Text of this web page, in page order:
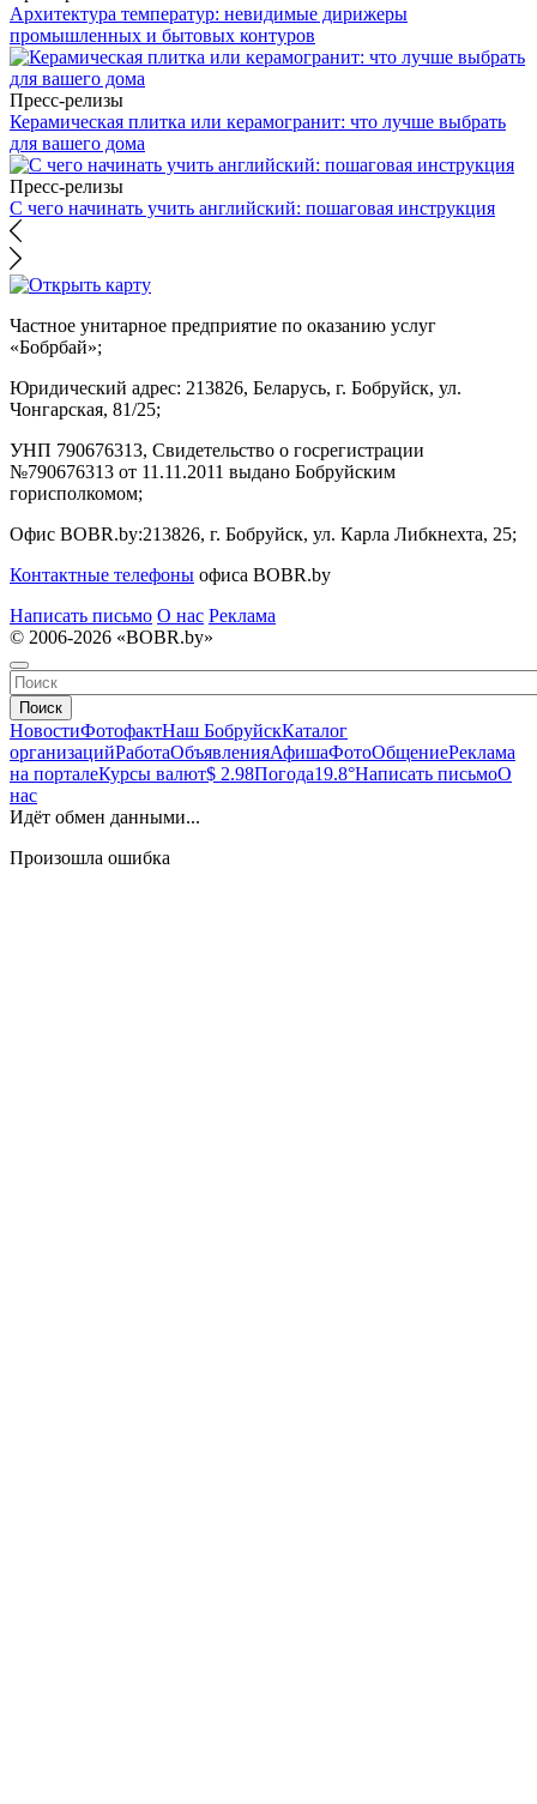
Архитектура температур: невидимые дирижеры
промышленных и бытовых контуров
Пресс-релизы
Керамическая плитка или керамогранит: что лучше выбрать
для вашего дома
Пресс-релизы
С чего начинать учить английский: пошаговая инструкция
Частное унитарное предприятие по оказанию услуг
«Бобрбай»;
Юридический адрес: 213826, Беларусь, г. Бобруйск, ул.
Чонгарская, 81/25;
УНП 790676313, Свидетельство о госрегистрации
№790676313 от 11.11.2011 выдано Бобруйским
горисполкомом;
Офис BOBR.by:213826, г. Бобруйск, ул. Карла Либкнехта, 25;
Контактные телефоны офиса BOBR.by
Написать письмо О нас Реклама
© 2006-2026 «BOBR.by»
Поиск
НовостиФотофактНаш БобруйскКаталог
организацийРаботаОбъявленияАфишаФотоОбщениеРеклама
на порталеКурсы валют$ 2.98Погода19.8°Написать письмоО
нас
Идёт обмен данными...
Произошла ошибка